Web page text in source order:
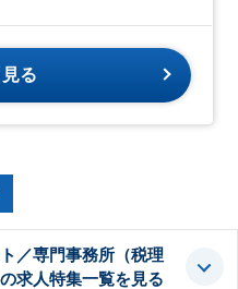
る
／専門事務所（税理
求人特集一覧を見る